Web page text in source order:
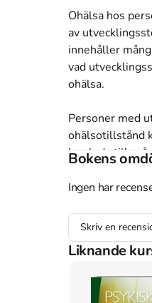
Ohälsa hos
av
innehåller
vad
ohälsa.
Personer med
ohälsotillstånd
kan leda till
orsaken bakom.
Att skilja
problematik
sig till exempel
hjälp? Vi som
Bokens
Ingen har
Skriv en
Liknande